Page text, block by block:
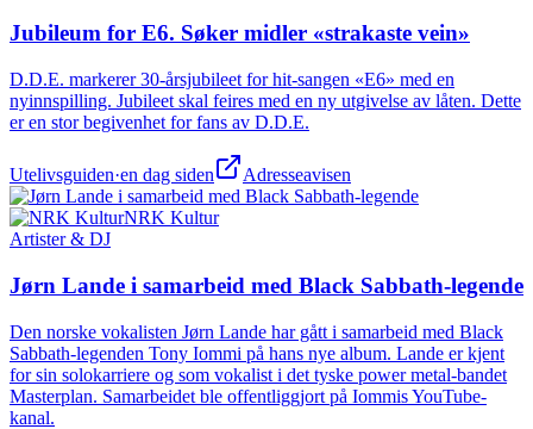
Jubileum for E6. Søker midler «strakaste vein»
D.D.E. markerer 30-årsjubileet for hit-sangen «E6» med en
nyinnspilling. Jubileet skal feires med en ny utgivelse av låten. Dette
er en stor begivenhet for fans av D.D.E.
Utelivsguiden·en dag siden Adresseavisen
NRK Kultur
Artister & DJ
Jørn Lande i samarbeid med Black Sabbath-legende
Den norske vokalisten Jørn Lande har gått i samarbeid med Black
Sabbath-legenden Tony Iommi på hans nye album. Lande er kjent
for sin solokarriere og som vokalist i det tyske power metal-bandet
Masterplan. Samarbeidet ble offentliggjort på Iommis YouTube-
kanal.